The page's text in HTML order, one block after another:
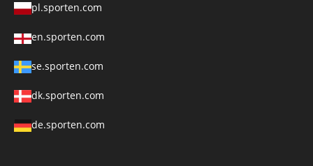
pl.sporten.com
en.sporten.com
se.sporten.com
dk.sporten.com
de.sporten.com